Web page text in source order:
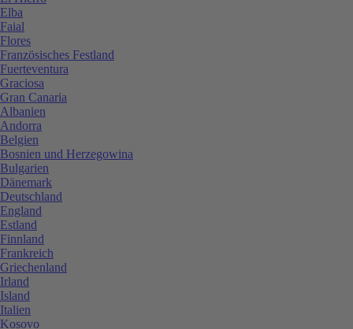
Elba
Faial
Flores
Französisches Festland
Fuerteventura
Graciosa
Gran Canaria
Albanien
Andorra
Belgien
Bosnien und Herzegowina
Bulgarien
Dänemark
Deutschland
England
Estland
Finnland
Frankreich
Griechenland
Irland
Island
Italien
Kosovo